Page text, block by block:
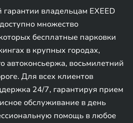
владельцам EXEED
множество
бесплатные парковки
в крупных городах,
автоконсьержа, восьмилетний
Для всех клиентов
24/7, гарантируя прием
обслуживание в день
помощь в любое